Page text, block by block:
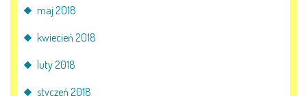
maj 2018
kwiecień 2018
luty 2018
styczeń 2018